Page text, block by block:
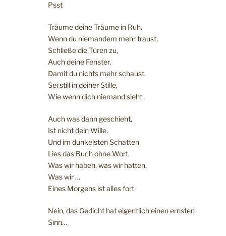
Psst
Träume deine Träume in Ruh.
Wenn du niemandem mehr traust,
Schließe die Türen zu,
Auch deine Fenster,
Damit du nichts mehr schaust.
Sei still in deiner Stille,
Wie wenn dich niemand sieht.
Auch was dann geschieht,
Ist nicht dein Wille.
Und im dunkelsten Schatten
Lies das Buch ohne Wort.
Was wir haben, was wir hatten,
Was wir …
Eines Morgens ist alles fort.
Nein, das Gedicht hat eigentlich einen ernsten
Sinn…